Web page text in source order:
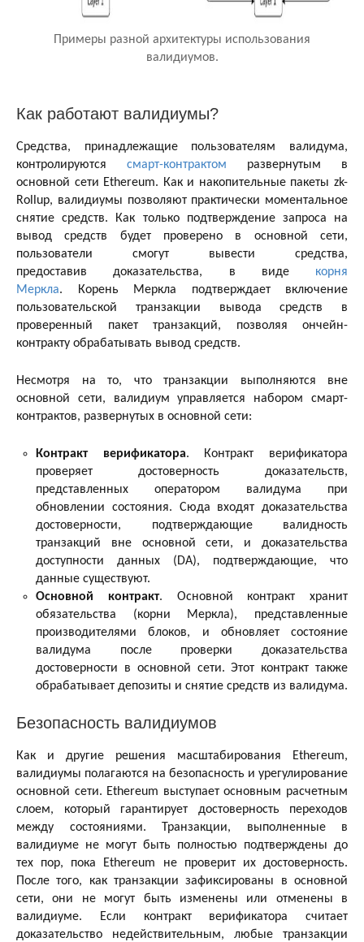
Примеры разной архитектуры использования
валидиумов.
Как работают валидиумы?
Средства, принадлежащие пользователям валидума,
контролируются смарт-контрактом развернутым в
основной сети Ethereum. Как и накопительные пакеты zk-
Rollup, валидиумы позволяют практически моментальное
снятие средств. Как только подтверждение запроса на
вывод средств будет проверено в основной сети,
пользователи смогут вывести средства,
предоставив доказательства, в виде корня
Меркла. Корень Меркла подтверждает включение
пользовательской транзакции вывода средств в
проверенный пакет транзакций, позволяя ончейн-
контракту обрабатывать вывод средств.
Несмотря на то, что транзакции выполняются вне
основной сети, валидиум управляется набором смарт-
контрактов, развернутых в основной сети:
Контракт верификатора. Контракт верификатора
проверяет достоверность доказательств,
представленных оператором валидума при
обновлении состояния. Сюда входят доказательства
достоверности, подтверждающие валидность
транзакций вне основной сети, и доказательства
доступности данных (DA), подтверждающие, что
данные существуют.
Основной контракт. Основной контракт хранит
обязательства (корни Меркла), представленные
производителями блоков, и обновляет состояние
валидума после проверки доказательства
достоверности в основной сети. Этот контракт также
обрабатывает депозиты и снятие средств из валидума.
Безопасность валидиумов
Как и другие решения масштабирования Ethereum,
валидиумы полагаются на безопасность и урегулирование
основной сети. Ethereum выступает основным расчетным
слоем, который гарантирует достоверность переходов
между состояниями. Транзакции, выполненные в
валидиуме не могут быть полностью подтверждены до
тех пор, пока Ethereum не проверит их достоверность.
После того, как транзакции зафиксированы в основной
сети, они не могут быть изменены или отменены в
валидиуме. Если контракт верификатора считает
доказательство недействительным, любые транзакции